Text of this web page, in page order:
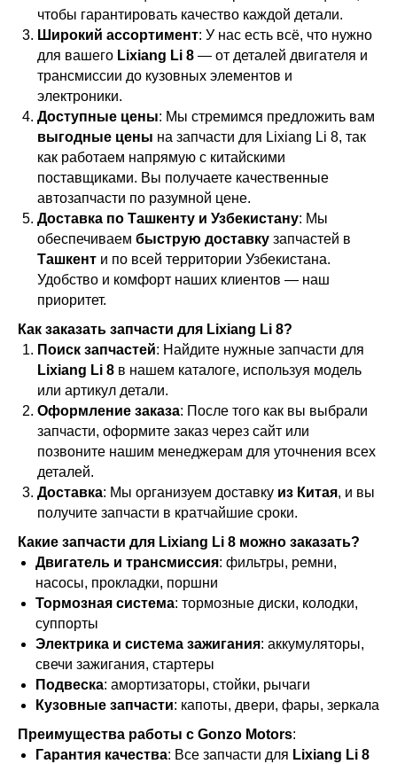
чтобы гарантировать качество каждой детали.
Широкий ассортимент: У нас есть всё, что нужно
для вашего Lixiang Li 8 — от деталей двигателя и
трансмиссии до кузовных элементов и
электроники.
Доступные цены: Мы стремимся предложить вам
выгодные цены на запчасти для Lixiang Li 8, так
как работаем напрямую с китайскими
поставщиками. Вы получаете качественные
автозапчасти по разумной цене.
Доставка по Ташкенту и Узбекистану: Мы
обеспечиваем быструю доставку запчастей в
Ташкент и по всей территории Узбекистана.
Удобство и комфорт наших клиентов — наш
приоритет.
Как заказать запчасти для Lixiang Li 8?
Поиск запчастей: Найдите нужные запчасти для
Lixiang Li 8 в нашем каталоге, используя модель
или артикул детали.
Оформление заказа: После того как вы выбрали
запчасти, оформите заказ через сайт или
позвоните нашим менеджерам для уточнения всех
деталей.
Доставка: Мы организуем доставку из Китая, и вы
получите запчасти в кратчайшие сроки.
Какие запчасти для Lixiang Li 8 можно заказать?
Двигатель и трансмиссия: фильтры, ремни,
насосы, прокладки, поршни
Тормозная система: тормозные диски, колодки,
суппорты
Электрика и система зажигания: аккумуляторы,
свечи зажигания, стартеры
Подвеска: амортизаторы, стойки, рычаги
Кузовные запчасти: капоты, двери, фары, зеркала
Преимущества работы с Gonzo Motors:
Гарантия качества: Все запчасти для Lixiang Li 8